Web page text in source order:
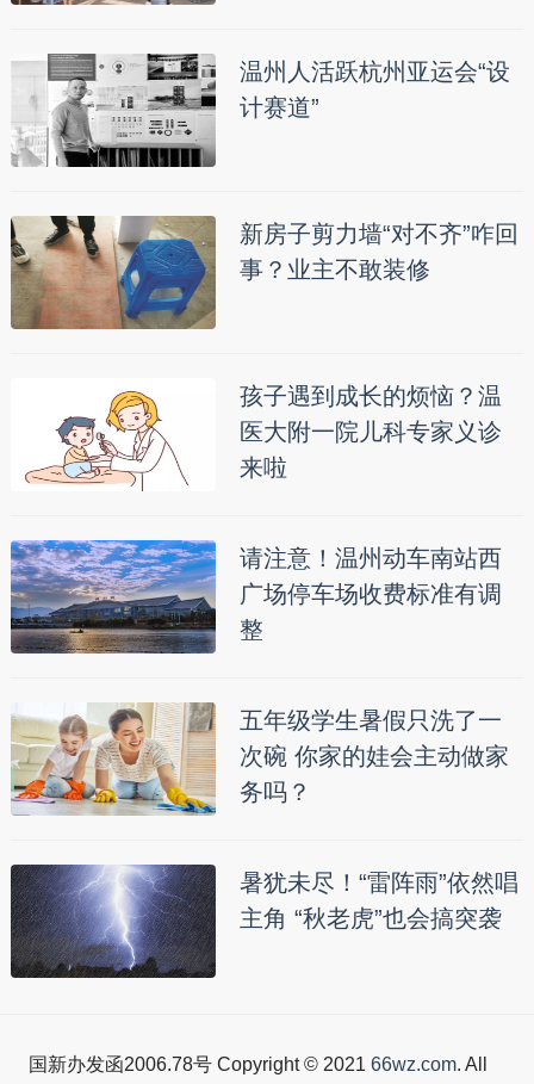
温州人活跃杭州亚运会“设
计赛道”
新房子剪力墙“对不齐”咋回
事？业主不敢装修
孩子遇到成长的烦恼？温
医大附一院儿科专家义诊
来啦
请注意！温州动车南站西
广场停车场收费标准有调
整
五年级学生暑假只洗了一
次碗 你家的娃会主动做家
务吗？
暑犹未尽！“雷阵雨”依然唱
主角 “秋老虎”也会搞突袭
国新办发函2006.78号 Copyright © 2021 66wz.com. All